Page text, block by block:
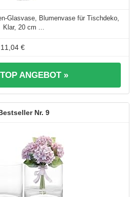
Glasvase, Blumenvase für Tischdeko,
Klar, 20 cm ...
11,04 €
ANGEBOT »
9